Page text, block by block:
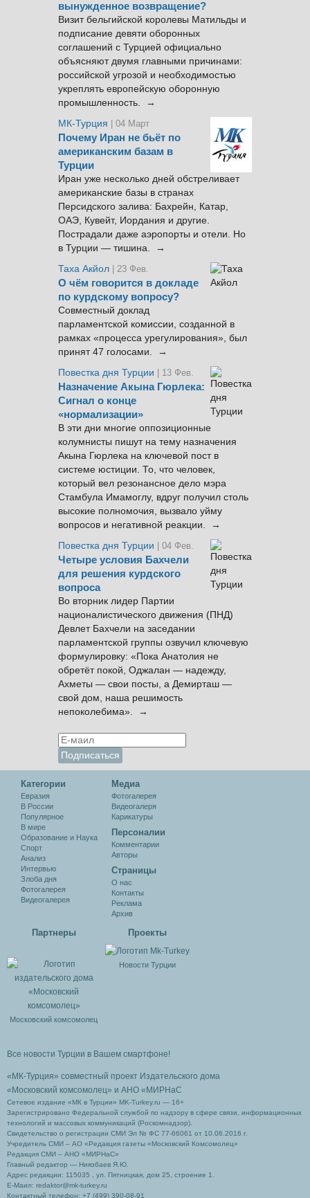
вынужденное возвращение?
Визит бельгийской королевы Матильды и
подписание девяти оборонных
соглашений с Турцией официально
объясняют двумя главными причинами:
российской угрозой и необходимостью
укреплять европейскую оборонную
промышленность. →
МК-Турция
| 04 Март
Почему Иран не бьёт по
американским базам в
Турции
Иран уже несколько дней обстреливает
американские базы в странах
Персидского залива: Бахрейн, Катар,
ОАЭ, Кувейт, Иордания и другие.
Пострадали даже аэропорты и отели. Но
в Турции — тишина. →
Таха Акйол | 23 Фев.
О чём говорится в докладе
по курдскому вопросу?
Совместный доклад
парламентской комиссии, созданной в
рамках «процесса урегулирования», был
принят 47 голосами. →
Повестка дня Турции
| 13 Фев.
Назначение Акына Гюрлека:
Сигнал о конце
«нормализации»
В эти дни многие оппозиционные
колумнисты пишут на тему назначения
Акына Гюрлека на ключевой пост в
системе юстиции. То, что человек,
который вел резонансное дело мэра
Стамбула Имамоглу, вдруг получил столь
высокие полномочия, вызвало уйму
вопросов и негативной реакции. →
Повестка дня Турции
| 04 Фев.
Четыре условия Бахчели
для решения курдского
вопроса
Во вторник лидер Партии
националистического движения (ПНД)
Девлет Бахчели на заседании
парламентской группы озвучил ключевую
формулировку: «Пока Анатолия не
обретёт покой, Оджалан — надежду,
Ахметы — свои посты, а Демирташ —
свой дом, наша решимость
непоколебима». →
Категории
Евразия
В России
Популярное
В мире
Образование и Наука
Спорт
Анализ
Интервью
Злоба дня
Фотогалерея
Видеогалерея
Медиа
Фотогалерея
Видеогалеря
Карикатуры
Персоналии
Комментарии
Авторы
Cтраницы
О нас
Контакты
Реклама
Архив
Партнеры
Московский комсомолец
Проекты
Новости Турции
Все новости Турции в Вашем смартфоне!
«МК-Турция» совместный проект Издательского дома
«Московский комсомолец» и АНО «МИРНаС
Сетевое издание «МК в Турции» MK-Turkey.ru — 16+
Зарегистрировано Федеральной службой по надзору в сфере связи, информационных
технологий и массовых коммуникаций (Роскомнадзор).
Свидетельство о регистрации СМИ Эл № ФС 77-66061 от 10.06.2016 г.
Учредитель СМИ – АО «Редакция газеты «Московский Комсомолец»
Редакция СМИ – АНО «МИРНаС»
Главный редактор — Ниязбаев Я.Ю.
Адрес редакции: 115035 , ул. Пятницкая, дом 25, строение 1.
Е-Маил: redaktor@mk-turkey.ru
Контактный телефон: +7 (499) 390-08-91